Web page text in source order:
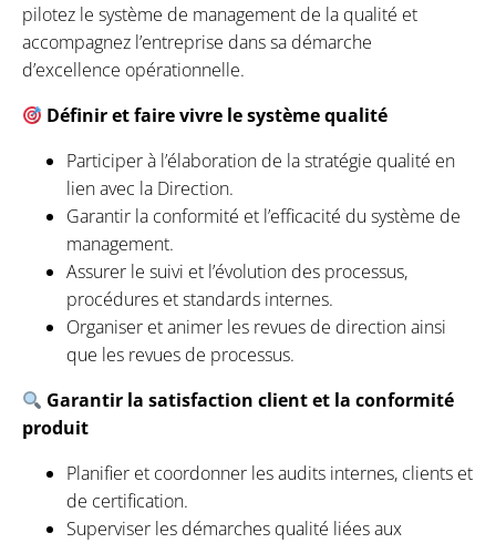
pilotez le système de management de la qualité et
accompagnez l’entreprise dans sa démarche
d’excellence opérationnelle.
Définir et faire vivre le système qualité
Participer à l’élaboration de la stratégie qualité en
lien avec la Direction.
Garantir la conformité et l’efficacité du système de
management.
Assurer le suivi et l’évolution des processus,
procédures et standards internes.
Organiser et animer les revues de direction ainsi
que les revues de processus.
Garantir la satisfaction client et la conformité
produit
Planifier et coordonner les audits internes, clients et
de certification.
Superviser les démarches qualité liées aux